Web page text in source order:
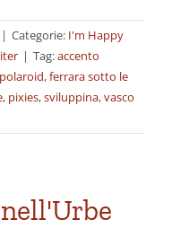
| Categorie: I'm Happy
| Tag:accento
,ferrara sotto le
, pixies,sviluppina,vasco